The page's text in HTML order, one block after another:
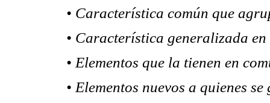
• Característica común que
• Característica generalizada
• Elementos que la tienen en
• Elementos nuevos a quienes